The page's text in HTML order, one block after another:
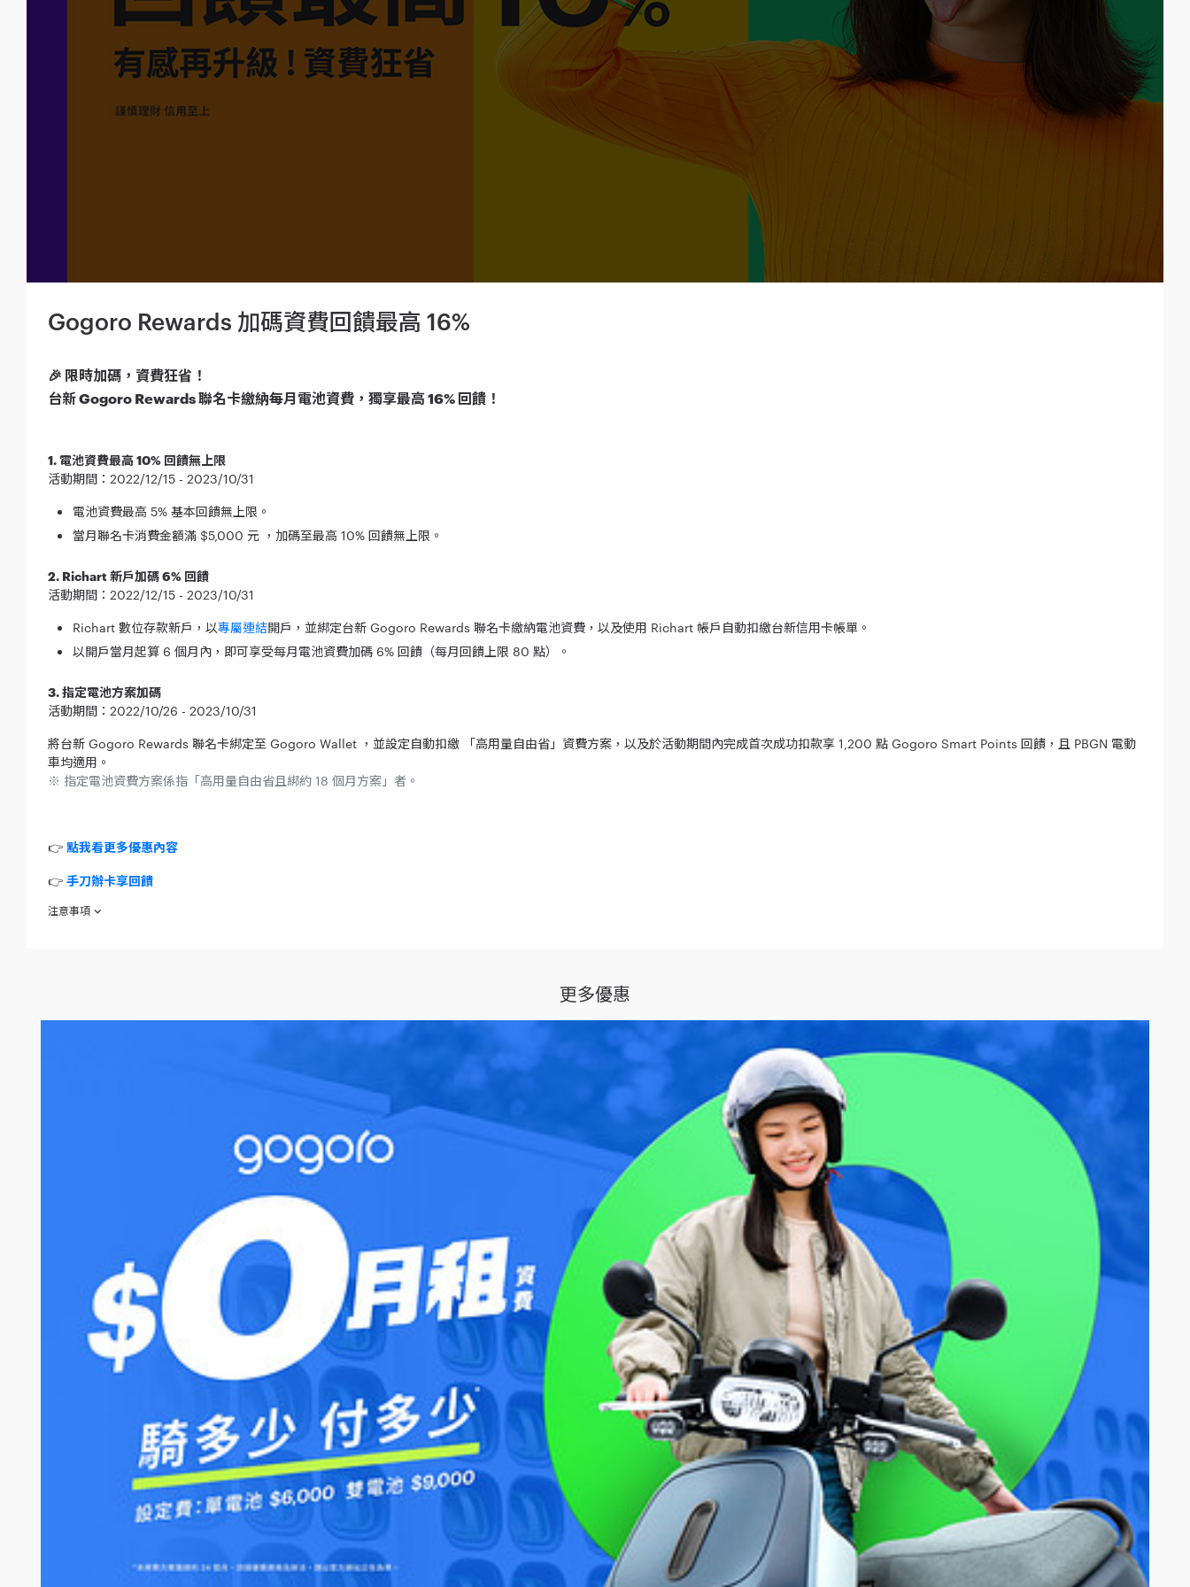
Gogoro Rewards 加碼資費回饋最高 16%
🎉 限時加碼，資費狂省！
台新 Gogoro Rewards 聯名卡繳納每月電池資費，獨享最高 16% 回饋！
1. 電池資費最高 10% 回饋無上限
活動期間：2022/12/15 - 2023/10/31
電池資費最高 5% 基本回饋無上限。
當月聯名卡消費金額滿 $5,000 元 ，加碼至最高 10% 回饋無上限。
2. Richart 新戶加碼 6% 回饋
活動期間：2022/12/15 - 2023/10/31
Richart 數位存款新戶，以專屬連結開戶，並綁定台新 Gogoro Rewards 聯名卡繳納電池資費，以及使用 Richart 帳戶自動扣繳台新信用卡帳單。
以開戶當月起算 6 個月內，即可享受每月電池資費加碼 6% 回饋（每月回饋上限 80 點）。
3. 指定電池方案加碼
活動期間：2022/10/26 - 2023/10/31
將台新 Gogoro Rewards 聯名卡綁定至 Gogoro Wallet ，並設定自動扣繳 「高用量自由省」資費方案，以及於活動期間內完成首次成功扣款享 1,200 點 Gogoro Smart Points 回饋，且 PBGN 電動
車均適用。
※ 指定電池資費方案係指「高用量自由省且綁約 18 個月方案」者。
👉 點我看更多優惠內容
👉 手刀辦卡享回饋
注意事項
特店分期廣告已揭露各項相關費用總金額且無其他應繳費用，各期分期利率換算總費用年百分率為 0%
更多優惠